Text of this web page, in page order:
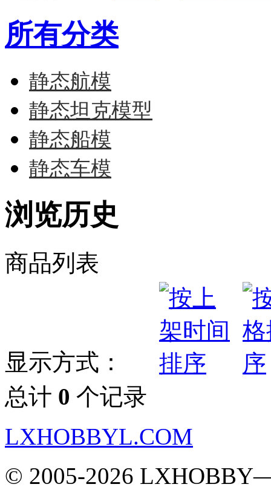
所有分类
静态航模
静态坦克模型
静态船模
静态车模
浏览历史
商品列表
显示方式：
总计 0 个记录
LXHOBBYL.COM
© 2005-2026